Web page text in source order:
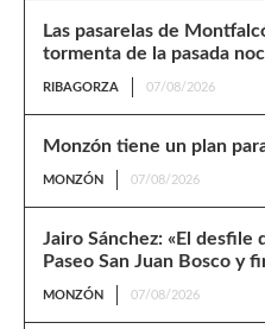
Las pasarelas de
tormenta de la pasada
RIBAGORZA 07/08/2026
Monzón tiene un plan
MONZÓN 07/08/2026
Jairo Sánchez: «El desfile
Paseo San Juan Bosco y
MONZÓN 07/08/2026